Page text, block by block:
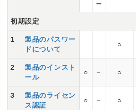
ー
初期設定
1
製品のパスワー
ドについて
○
2
製品のインスト
ール
○ － ○
3
製品のライセン
ス認証
○ － ○